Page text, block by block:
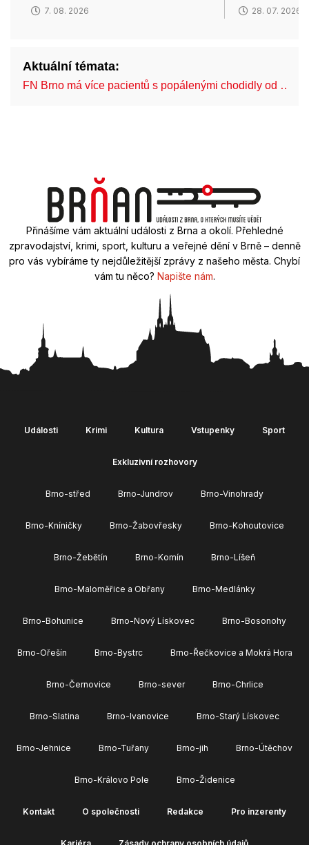
7. 08. 2026 28. 07. 2026
Aktuální témata:
FN Brno má více pacientů s popálenými chodidly od …
Přinášíme vám aktuální události z Brna a okolí. Přehledné
zpravodajství, krimi, sport, kulturu a veřejné dění v Brně – denně
pro vás vybíráme ty nejdůležitější zprávy z našeho města. Chybí
vám tu něco? Napište nám.
Události Krimi Kultura Vstupenky Sport
Exkluzivní rozhovory
Brno-střed Brno-Jundrov Brno-Vinohrady
Brno-Kníničky Brno-Žabovřesky Brno-Kohoutovice
Brno-Žebětín Brno-Komín Brno-Líšeň
Brno-Maloměřice a Obřany Brno-Medlánky
Brno-Bohunice Brno-Nový Lískovec Brno-Bosonohy
Brno-Ořešín Brno-Bystrc Brno-Řečkovice a Mokrá Hora
Brno-Černovice Brno-sever Brno-Chrlice
Brno-Slatina Brno-Ivanovice Brno-Starý Lískovec
Brno-Jehnice Brno-Tuřany Brno-jih Brno-Útěchov
Brno-Královo Pole Brno-Židenice
Kontakt O společnosti Redakce Pro inzerenty